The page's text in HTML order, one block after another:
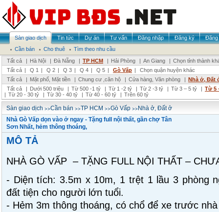
Sàn giao dịch Tin tức Dự án Tư vấn Đăng nhập Đăng ký
Đăng
Cần bán
Cho thuê
Tìm theo nhu cầu
Tất cả
| Hà Nội | Đà Nẵng | TP HCM | Hải Phòng | An Giang | Chọn tỉnh thành
Tất cả | Q 1 | Q 2 | Q 3 | Q 4 | Q 5 | Gò Vấp |
Chọn quận huyện khác
Tất cả
| Mặt phố, Mặt tiền | Chung cư ,căn hộ | Cửa hàng, Văn phòng | Nhà ở, Đất
Tất cả
| Dưới 500 triệu | Từ 500 -1 tỷ | Từ 1 -2 tỷ | Từ 2 -3 tỷ | Từ 3 – 5 tỷ | Từ 5
| Từ 20 - 30 tỷ | Từ 30 - 40 tỷ | Từ 40 - 60 tỷ | Trên 60 tỷ
Sàn giao dịch >>Cần bán >>TP HCM >>Gò Vấp >>Nhà ở, Đất ở
Nhà Gò Vấp dọn vào ở ngay - Tặng full nội thất, gần chợ Tân
Sơn Nhất, hẻm thông thoáng,
MÔ TẢ
NHÀ GÒ VẤP – TẶNG FULL NỘI THẤT –
- Diện tích: 3.5m x 10m, 1 trệt 1 lầu 3 phòng
đất tiện cho người lớn tuổi.
- Hẻm 3m thông thoáng, có chổ để xe trước